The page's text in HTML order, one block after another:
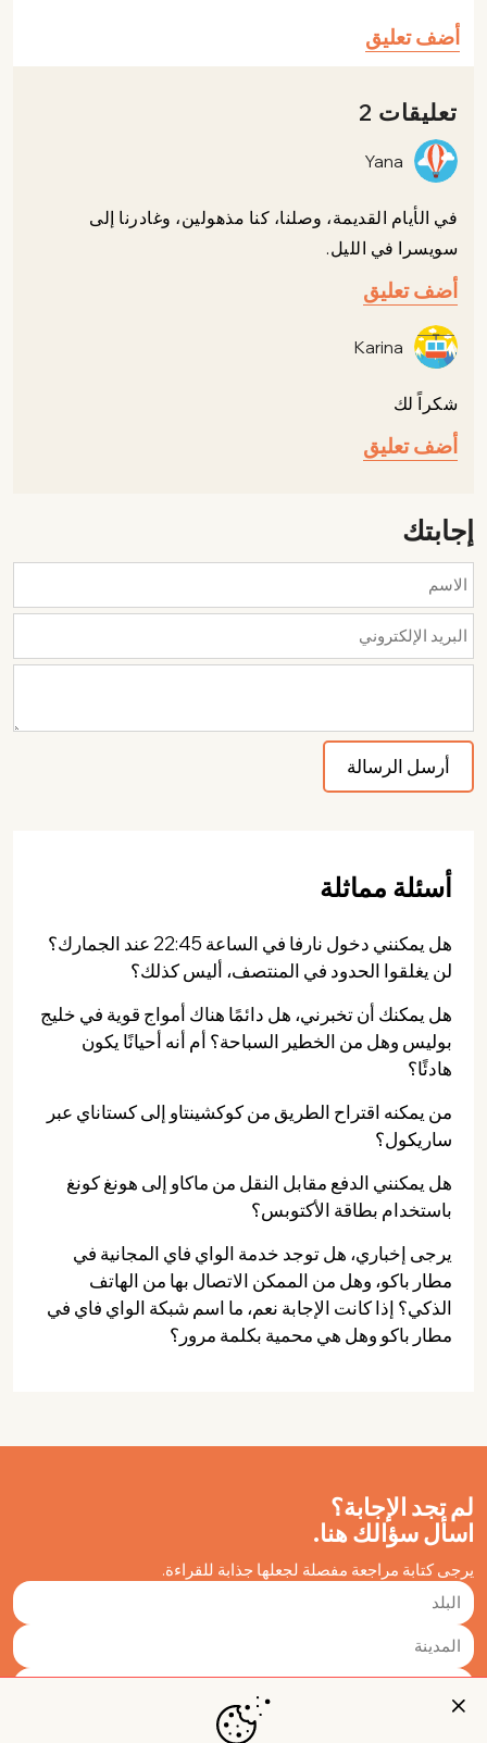
أضف تعليق
تعليقات 2
Yana
في الأيام القديمة، وصلنا، كنا مذهولين، وغادرنا إلى
سويسرا في الليل.
أضف تعليق
Karina
شكراً لك
أضف تعليق
إجابتك
أسئلة مماثلة
هل يمكنني دخول نارفا في الساعة 22:45 عند الجمارك؟
لن يغلقوا الحدود في المنتصف، أليس كذلك؟
هل يمكنك أن تخبرني، هل دائمًا هناك أمواج قوية في خليج
بوليس وهل من الخطير السباحة؟ أم أنه أحيانًا يكون
هادئًا؟
من يمكنه اقتراح الطريق من كوكشينتاو إلى كستاناي عبر
ساريكول؟
هل يمكنني الدفع مقابل النقل من ماكاو إلى هونغ كونغ
باستخدام بطاقة الأكتوبس؟
يرجى إخباري، هل توجد خدمة الواي فاي المجانية في
مطار باكو، وهل من الممكن الاتصال بها من الهاتف
الذكي؟ إذا كانت الإجابة نعم، ما اسم شبكة الواي فاي في
مطار باكو وهل هي محمية بكلمة مرور؟
لم تجد الإجابة؟
اسأل سؤالك هنا.
يرجى كتابة مراجعة مفصلة لجعلها جذابة للقراءة.